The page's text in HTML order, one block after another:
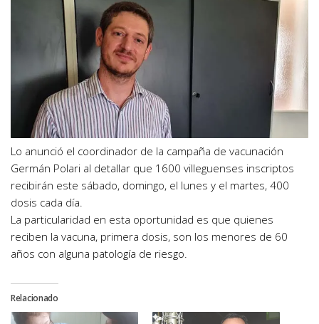
Lo anunció el coordinador de la campaña de vacunación
Germán Polari al detallar que 1600 villeguenses inscriptos
recibirán este sábado, domingo, el lunes y el martes, 400
dosis cada día.
La particularidad en esta oportunidad es que quienes
reciben la vacuna, primera dosis, son los menores de 60
años con alguna patología de riesgo.
Relacionado